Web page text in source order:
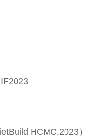
HCMC,2023）